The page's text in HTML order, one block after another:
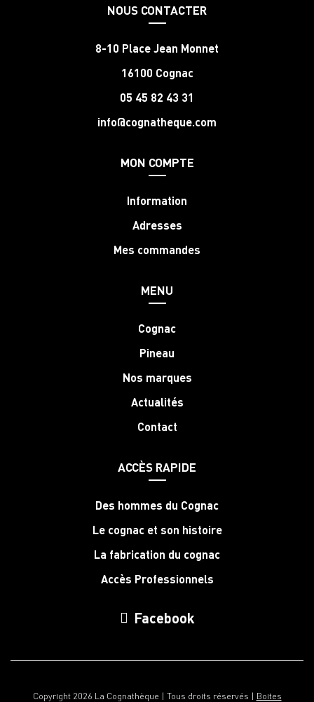
NOUS CONTACTER
8-10 Place Jean Monnet
16100 Cognac
05 45 82 43 31
info@cognatheque.com
MON COMPTE
Information
Adresses
Mes commandes
MENU
Cognac
Pineau
Nos marques
Actualités
Contact
ACCÈS RAPIDE
Des hommes du Cognac
Le cognac et son histoire
La fabrication du cognac
Accès Professionnels
Facebook
Copyright 2026 La Cognathèque | Tous droits réservés | Boites